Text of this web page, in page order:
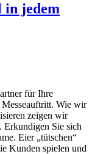
in jedem
für Ihre
Wie wir
zeigen wir
Erkundigen Sie sich
Eier „tütschen“
Kunden spielen und